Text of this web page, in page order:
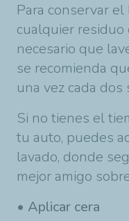
Para conservar
cualquier residuo
necesario que
se recomienda
una vez cada dos
Si no tienes el
tu auto, puedes
lavado, donde
mejor amigo
• Aplicar cera